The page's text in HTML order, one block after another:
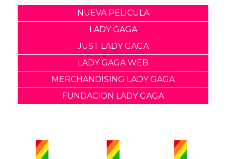
NUEVA PELICULA
LADY GAGA
JUST LADY GAGA
LADY GAGA WEB
MERCHANDISING LADY GAGA
FUNDACION LADY GAGA